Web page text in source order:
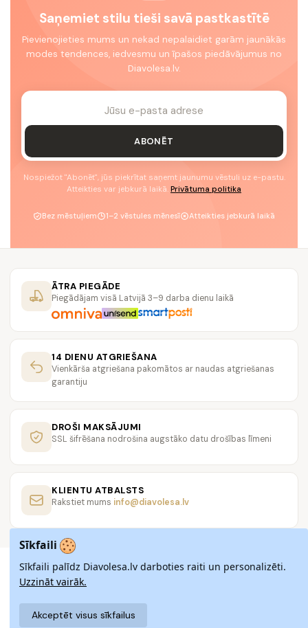
Saņemiet stilu tieši savā pastkastītē
Pievienojieties mums un nekad nepalaidiet garām jaunākās
modes tendences, iedvesmu un īpašos piedāvājumus no
Diavolesa.lv.
ABONĒT
Nospiežot "Abonēt", jūs piekrītat saņemt jaunumu vēstuli uz e-pastu.
Atteikties var jebkurā laikā. Privātuma politika
Bez mēstuļiem 1–2 vēstules mēnesī Atteikties jebkurā laikā
ĀTRA PIEGĀDE
Piegādājam visā Latvijā 3–9 darba dienu laikā
14 DIENU ATGRIEŠANA
Vienkārša atgriešana pakomātos ar naudas atgriešanas
garantiju
DROŠI MAKSĀJUMI
SSL šifrēšana nodrošina augstāko datu drošības līmeni
KLIENTU ATBALSTS
Rakstiet mums info@diavolesa.lv
Sīkfaili
Sīkfaili palīdz Diavolesa.lv darboties raiti un personalizēti.
Uzzināt vairāk.
Akceptēt visus sīkfailus